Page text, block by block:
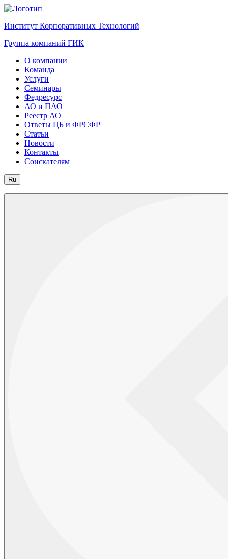
Институт Корпоративных Технологий
Группа компаний ГИК
О компании
Команда
Услуги
Семинары
Федресурс
АО и ПАО
Реестр АО
Ответы ЦБ и ФРСФР
Статьи
Новости
Контакты
Соискателям
Ru